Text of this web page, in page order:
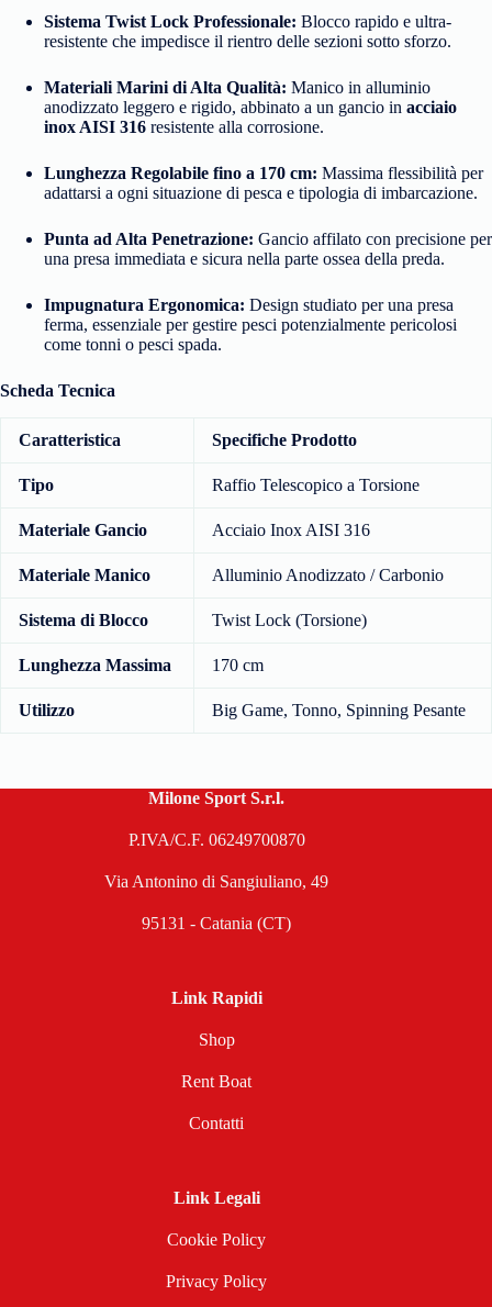
Sistema Twist Lock Professionale: Blocco rapido e ultra-
resistente che impedisce il rientro delle sezioni sotto sforzo.
Materiali Marini di Alta Qualità: Manico in alluminio
anodizzato leggero e rigido, abbinato a un gancio in acciaio
inox AISI 316 resistente alla corrosione.
Lunghezza Regolabile fino a 170 cm: Massima flessibilità per
adattarsi a ogni situazione di pesca e tipologia di imbarcazione.
Punta ad Alta Penetrazione: Gancio affilato con precisione per
una presa immediata e sicura nella parte ossea della preda.
Impugnatura Ergonomica: Design studiato per una presa
ferma, essenziale per gestire pesci potenzialmente pericolosi
come tonni o pesci spada.
Scheda Tecnica
Caratteristica Specifiche Prodotto
Tipo Raffio Telescopico a Torsione
Materiale Gancio Acciaio Inox AISI 316
Materiale Manico Alluminio Anodizzato / Carbonio
Sistema di Blocco Twist Lock (Torsione)
Lunghezza Massima 170 cm
Utilizzo Big Game, Tonno, Spinning Pesante
Milone Sport S.r.l.
P.IVA/C.F. 06249700870
Via Antonino di Sangiuliano, 49
95131 - Catania (CT)
Link Rapidi
Shop
Rent Boat
Contatti
Link Legali
Cookie Policy
Privacy Policy